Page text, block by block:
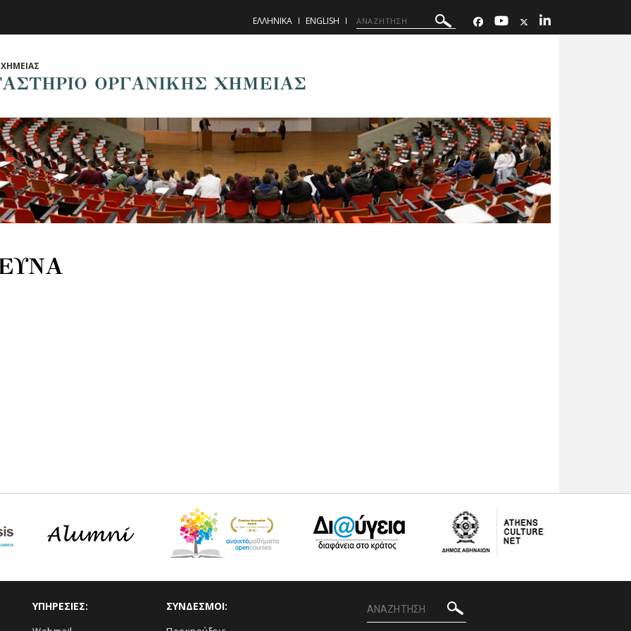
ΕΛΛΗΝΙΚΑ ENGLISH
ΟΡΓΑΝΙΚΗΣ ΧΗΜΕΙΑΣ
ΥΠΗΡΕΣΙΕΣ: ΣΥΝΔΕΣΜΟΙ: